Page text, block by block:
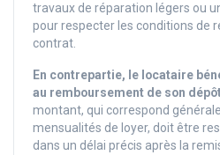
travaux de réparation légers ou
pour respecter les conditions de
contrat.
En contrepartie, le locataire
au remboursement de son
montant, qui correspond
mensualités de loyer, doit être
dans un délai précis après la